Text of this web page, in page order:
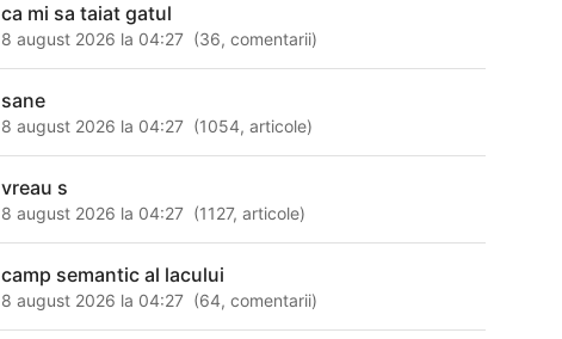
ca mi sa taiat gatul
8 august 2026 la 04:27 (36,comentarii)
sane
8 august 2026 la 04:27 (1054,articole)
vreau s
8 august 2026 la 04:27 (1127,articole)
camp semantic al lacului
8 august 2026 la 04:27 (64,comentarii)